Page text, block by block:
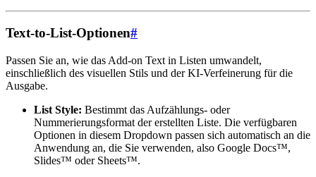
Text-to-List-Optionen#
Passen Sie an, wie das Add-on Text in Listen umwandelt,
einschließlich des visuellen Stils und der KI-Verfeinerung für die
Ausgabe.
List Style: Bestimmt das Aufzählungs- oder
Nummerierungsformat der erstellten Liste. Die verfügbaren
Optionen in diesem Dropdown passen sich automatisch an die
Anwendung an, die Sie verwenden, also Google Docs™,
Slides™ oder Sheets™.